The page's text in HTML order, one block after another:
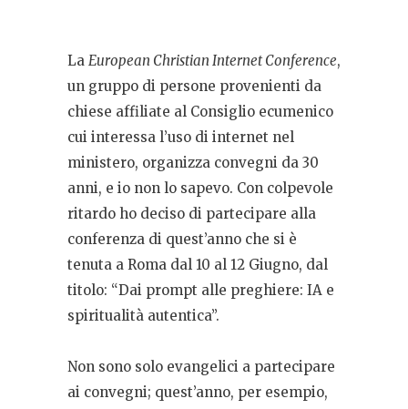
La European Christian Internet Conference,
un gruppo di persone provenienti da
chiese affiliate al Consiglio ecumenico
cui interessa l’uso di internet nel
ministero, organizza convegni da 30
anni, e io non lo sapevo. Con colpevole
ritardo ho deciso di partecipare alla
conferenza di quest’anno che si è
tenuta a Roma dal 10 al 12 Giugno, dal
titolo: “Dai prompt alle preghiere: IA e
spiritualità autentica”.
Non sono solo evangelici a partecipare
ai convegni; quest’anno, per esempio,